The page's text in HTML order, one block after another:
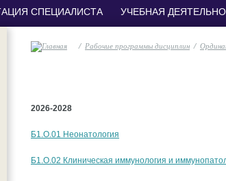
СПЕЦИАЛИСТА УЧЕБНАЯ
/ Рабочие программы дисциплин /
2026-2028
Б1.О.01 Неонатология
Б1.О.02 Клиническая иммунология и